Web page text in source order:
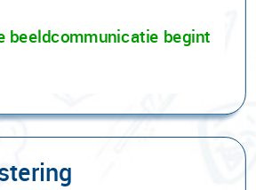
beeldcommunicatie begint